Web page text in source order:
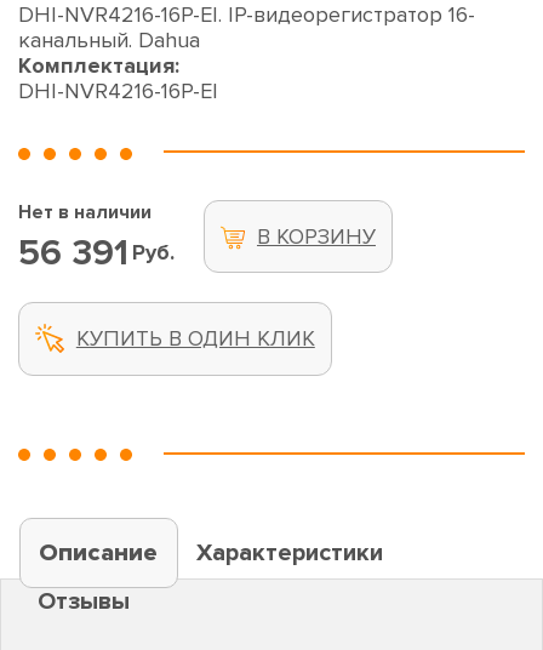
DHI-NVR4216-16P-EI. IP-видеорегистратор 16-
канальный. Dahua
Комплектация:
DHI-NVR4216-16P-EI
Нет в наличии
56 391 Руб.
В КОРЗИНУ
КУПИТЬ В ОДИН КЛИК
Описание
Характеристики
Отзывы